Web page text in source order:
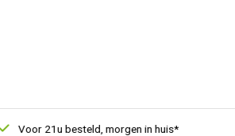
Voor 21u besteld, morgen in huis*